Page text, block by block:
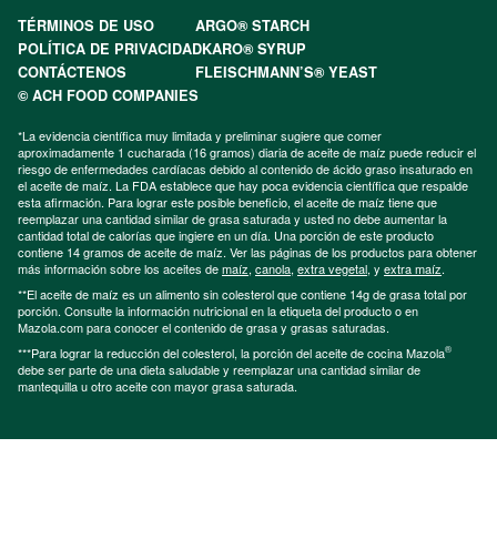
TÉRMINOS DE USO
ARGO® STARCH
POLÍTICA DE PRIVACIDADKARO® SYRUP
CONTÁCTENOS
FLEISCHMANN’S® YEAST
© ACH FOOD COMPANIES
*La evidencia científica muy limitada y preliminar sugiere que comer
aproximadamente 1 cucharada (16 gramos) diaria de aceite de maíz puede reducir el
riesgo de enfermedades cardíacas debido al contenido de ácido graso insaturado en
el aceite de maíz. La FDA establece que hay poca evidencia científica que respalde
esta afirmación. Para lograr este posible beneficio, el aceite de maíz tiene que
reemplazar una cantidad similar de grasa saturada y usted no debe aumentar la
cantidad total de calorías que ingiere en un día. Una porción de este producto
contiene 14 gramos de aceite de maíz. Ver las páginas de los productos para obtener
más información sobre los aceites demaíz, canola, extra vegetal, y extra maíz.
**El aceite de maíz es un alimento sin colesterol que contiene 14g de grasa total por
porción. Consulte la información nutricional en la etiqueta del producto o en
Mazola.com para conocer el contenido de grasa y grasas saturadas.
***Para lograr la reducción del colesterol, la porción del aceite de cocina Mazola®
debe ser parte de una dieta saludable y reemplazar una cantidad similar de
mantequilla u otro aceite con mayor grasa saturada.